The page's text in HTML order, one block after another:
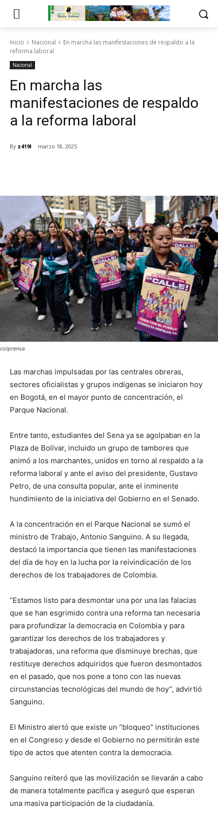
Inicio Nacional
En marcha las manifestaciones de respaldo a la
reforma laboral
Nacional
En marcha las
manifestaciones de respaldo
a la reforma laboral
By z419l marzo 18, 2025
colprensa
Las marchas impulsadas por las centrales obreras,
sectores oficialistas y grupos indígenas se iniciaron hoy
en Bogotá, en el mayor punto de concentración, el
Parque Nacional.
Entre tanto, estudiantes del Sena ya se agolpaban en la
Plaza de Bolívar, incluido un grupo de tambores que
animó a los marchantes, unidos en torno al respaldo a la
reforma laboral y ante el aviso del presidente, Gustavo
Petro, de una consulta popular, ante el inminente
hundimiento de la iniciativa del Gobierno en el Senado.
A la concentración en el Parque Nacional se sumó el
ministro de Trabajo, Antonio Sanguino. A su llegada,
destacó la importancia que tienen las manifestaciones
del día de hoy en la lucha por la reivindicación de los
derechos de los trabajadores de Colombia.
“Estamos listo para desmontar una por una las falacias
que se han esgrimido contra una reforma tan necesaria
para profundizar la democracia en Colombia y para
garantizar los derechos de los trabajadores y
trabajadoras, una reforma que disminuye brechas, que
restituye derechos adquiridos que fueron desmontados
en el pasado, que nos pone a tono con las nuevas
circunstancias tecnológicas del mundo de hoy”, advirtió
Sanguino.
El Ministro alertó que existe un “bloqueo” instituciones
en el Congreso y desde el Gobierno no permitirán este
tipo de actos que atenten contra la democracia.
Sanguino reiteró que las movilización se llevarán a cabo
de manera totalmente pacífica y aseguró que esperan
una masiva participación de la ciudadanía.